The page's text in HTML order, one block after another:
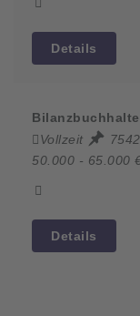
Details
Vollzeit
50.000 - 65.000
Details